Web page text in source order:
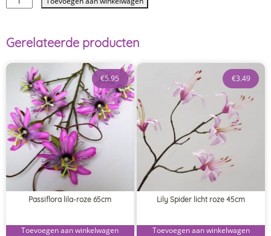
Gerelateerde producten
Passiflora lila-roze 65cm
€5.95
Toevoegen aan winkelwagen
Lily Spider licht roze 45cm
€3.49
Toevoegen aan winkelwagen